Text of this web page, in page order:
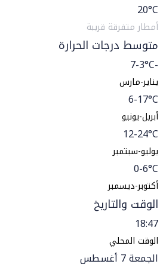
20°C
أمطار متفرقة قريبة
متوسط درجات الحرارة
-7-3°C
يناير-مارس
6-17°C
أبريل-يونيو
12-24°C
يوليو-سبتمبر
0-6°C
أكتوبر-ديسمبر
الوقت والتاريخ
18:47
الوقت المحلي
الجمعة 7 أغسطس